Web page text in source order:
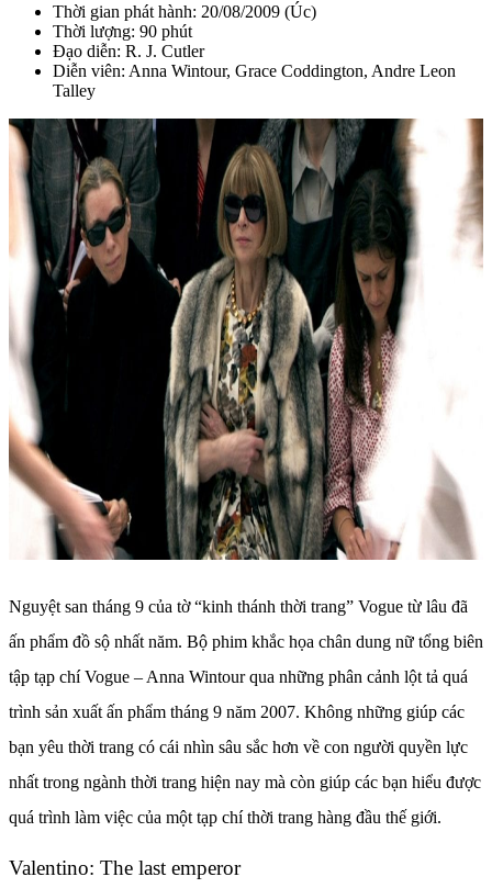
Thời gian phát hành: 20/08/2009 (Úc)
Thời lượng: 90 phút
Đạo diễn: R. J. Cutler
Diễn viên: Anna Wintour, Grace Coddington, Andre Leon
Talley
Nguyệt san tháng 9 của tờ “kinh thánh thời trang” Vogue từ lâu đã
ấn phẩm đồ sộ nhất năm. Bộ phim khắc họa chân dung nữ tổng biên
tập tạp chí Vogue – Anna Wintour qua những phân cảnh lột tả quá
trình sản xuất ấn phẩm tháng 9 năm 2007. Không những giúp các
bạn yêu thời trang có cái nhìn sâu sắc hơn về con người quyền lực
nhất trong ngành thời trang hiện nay mà còn giúp các bạn hiểu được
quá trình làm việc của một tạp chí thời trang hàng đầu thế giới.
Valentino: The last emperor